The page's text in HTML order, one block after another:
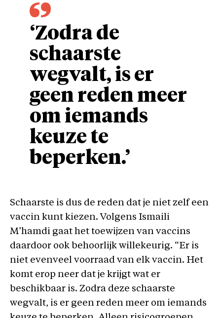
‘Zodra de
schaarste
wegvalt, is er
geen reden meer
om iemands
keuze te
beperken.’
Schaarste is dus de reden dat je niet zelf een
vaccin kunt kiezen. Volgens Ismaili
M’hamdi gaat het toewijzen van vaccins
daardoor ook behoorlijk willekeurig. “Er is
niet evenveel voorraad van elk vaccin. Het
komt erop neer dat je krijgt wat er
beschikbaar is. Zodra deze schaarste
wegvalt, is er geen reden meer om iemands